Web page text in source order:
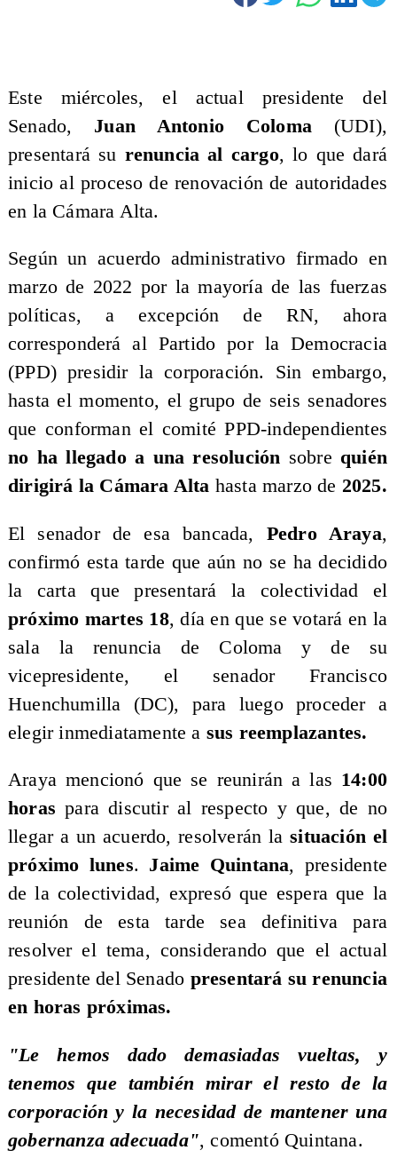
Este miércoles, el actual presidente del
Senado, Juan Antonio Coloma (UDI),
presentará su renuncia al cargo, lo que dará
inicio al proceso de renovación de autoridades
en la Cámara Alta.
​Según un acuerdo administrativo firmado en
marzo de 2022 por la mayoría de las fuerzas
políticas, a excepción de RN, ahora
corresponderá al Partido por la Democracia
(PPD) presidir la corporación. Sin embargo,
hasta el momento, el grupo de seis senadores
que conforman el comité PPD-independientes
no ha llegado a una resolución sobre quién
dirigirá la Cámara Alta hasta marzo de 2025.
​El senador de esa bancada, Pedro Araya,
confirmó esta tarde que aún no se ha decidido
la carta que presentará la colectividad el
próximo martes 18, día en que se votará en la
sala la renuncia de Coloma y de su
vicepresidente, el senador Francisco
Huenchumilla (DC), para luego proceder a
elegir inmediatamente a sus reemplazantes.
​Araya mencionó que se reunirán a las 14:00
horas para discutir al respecto y que, de no
llegar a un acuerdo, resolverán lasituación el
próximo lunes. Jaime Quintana, presidente
de la colectividad, expresó que espera que la
reunión de esta tarde sea definitiva para
resolver el tema, considerando que el actual
presidente del Senado presentará su renuncia
en horas próximas.
"Le hemos dado demasiadas vueltas, y
tenemos que también mirar el resto de la
corporación y la necesidad de mantener una
gobernanza adecuada", comentó Quintana.